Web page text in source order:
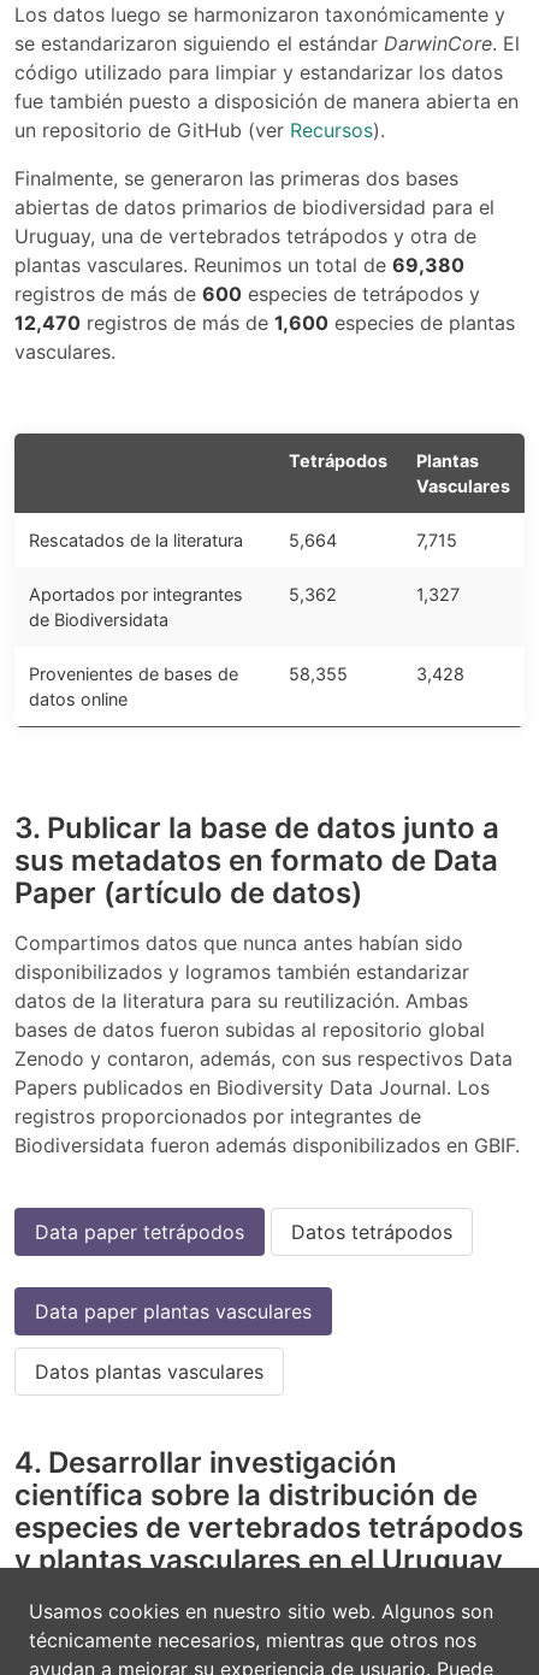
Los datos luego se harmonizaron taxonómicamente y
se estandarizaron siguiendo el estándar DarwinCore. El
código utilizado para limpiar y estandarizar los datos
fue también puesto a disposición de manera abierta en
un repositorio de GitHub (ver Recursos).
Finalmente, se generaron las primeras dos bases
abiertas de datos primarios de biodiversidad para el
Uruguay, una de vertebrados tetrápodos y otra de
plantas vasculares. Reunimos un total de 69,380
registros de más de 600 especies de tetrápodos y
12,470 registros de más de 1,600 especies de plantas
vasculares.
Tetrápodos
Plantas
Vasculares
Rescatados de la literatura 5,664 7,715
Aportados por integrantes
de Biodiversidata
5,362 1,327
Provenientes de bases de
datos online
58,355 3,428
3. Publicar la base de datos junto a
sus metadatos en formato de Data
Paper (artículo de datos)
Compartimos datos que nunca antes habían sido
disponibilizados y logramos también estandarizar
datos de la literatura para su reutilización. Ambas
bases de datos fueron subidas al repositorio global
Zenodo y contaron, además, con sus respectivos Data
Papers publicados en Biodiversity Data Journal. Los
registros proporcionados por integrantes de
Biodiversidata fueron además disponibilizados en GBIF.
Data paper tetrápodos Datos tetrápodos
Data paper plantas vasculares
Datos plantas vasculares
4. Desarrollar investigación
científica sobre la distribución de
especies de vertebrados tetrápodos
y plantas vasculares en el Uruguay
recopilados
Usamos cookies en nuestro sitio web. Algunos son
técnicamente necesarios, mientras que otros nos
ayudan a mejorar su experiencia de usuario. Puede